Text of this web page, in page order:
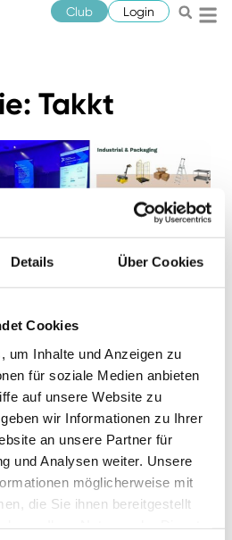
Details Über Cookies
Cookies
um Inhalte und Anzeigen zu
für soziale Medien anbieten
auf unsere Website zu
wir Informationen zu Ihrer
an unsere Partner für
und Analysen weiter. Unsere
möglicherweise mit
die Sie ihnen bereitgestellt
Club Login
Takkt
6, 2023
AG: „In
erzielen wir einen
Cashflow“
2023 haben wir ein CFO-
geführt. Der
warum TAKKT gerade in
besonders hohen Cashflow
er uns die Wachstumspläne
vor.